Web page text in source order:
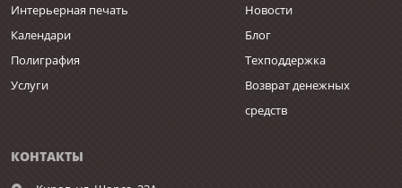
Интерьерная печать
Календари
Полиграфия
Услуги
Новости
Блог
Техподдержка
Возврат денежных
средств
КОНТАКТЫ